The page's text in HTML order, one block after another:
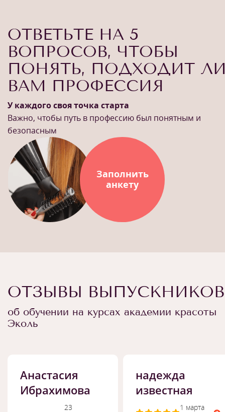
ОТВЕТЬТЕ НА 5
ВОПРОСОВ, ЧТОБЫ
ПОНЯТЬ, ПОДХОДИТ
ВАМ ПРОФЕССИЯ
У каждого своя точка старта
Важно, чтобы путь в профессию был понятным и
безопасным
Заполнить
анкету
ОТЗЫВЫ ВЫПУСКНИКОВ
об обучении на курсах академии красоты
Эколь
Анастасия
Ибрахимова
23
надежда
известная
1 марта